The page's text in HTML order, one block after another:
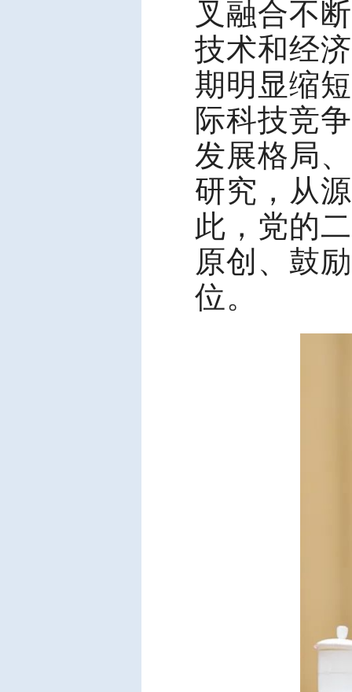
叉融合不
技术和经
期明显缩
际科技竞
发展格局
研究，从
此，党的
原创、鼓
位。